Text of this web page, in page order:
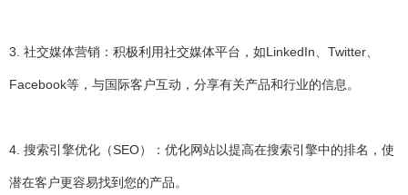
3. 社交媒体营销：积极利用社交媒体平台，如LinkedIn、Twitter、
Facebook等，与国际客户互动，分享有关产品和行业的信息。
4. 搜索引擎优化（SEO）：优化网站以提高在搜索引擎中的排名，使
潜在客户更容易找到您的产品。